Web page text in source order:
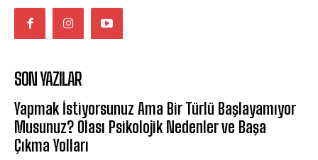
SON YAZILAR
Yapmak İstiyorsunuz Ama Bir Türlü Başlayamıyor
Musunuz? Olası Psikolojik Nedenler ve Başa
Çıkma Yolları